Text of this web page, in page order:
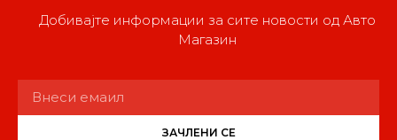
Добивајте информации за сите новости од Авто
Магазин
ЗАЧЛЕНИ СЕ